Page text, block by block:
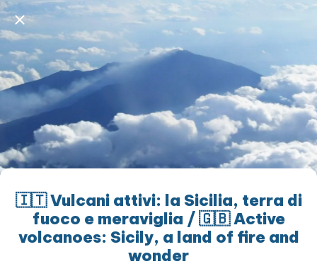
🇮🇹 Vulcani attivi: la Sicilia, terra di
fuoco e meraviglia / 🇬🇧 Active
volcanoes: Sicily, a land of fire and
wonder